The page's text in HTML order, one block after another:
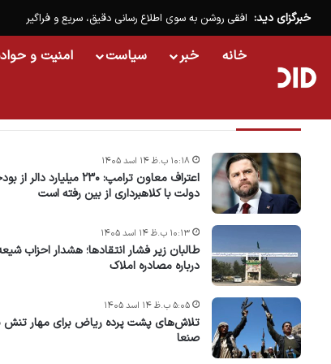
خبرگزای دید: افقی روشن به سوی اطلاع رسانی دقیق، سریع و فراگیر
خانه خبر سیاست امنیت و
اعتراف معاون ترامپ: ۲۳۰ میلیارد دالر
دولت با کلاهبرداری از بین رفته است
۱۰:۱۸ ب.ظ ۱۴ اسد ۱۴۰۵
طالبان زیر فشار انتقادها؛ هشدار احزاب
درباره مصادره‌ املاک
۱۰:۱۳ ب.ظ ۱۴ اسد ۱۴۰۵
تلاش‌های پشت ‌پرده ریاض برای مهار تنش
صنعا
۵:۰۵ ب.ظ ۱۴ اسد ۱۴۰۵